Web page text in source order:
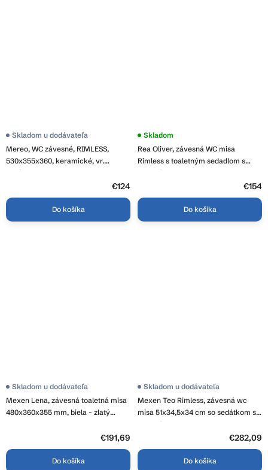
Mereo, WC závesné, RIMLESS,
530x355x360, keramické, vr.
sedátka CSS113S, MER-VSD81S
Skladom u dodávateľa
€124
Do košíka
Rea Oliver, závesná WC misa
Rimless s toaletným sedadlom s
pomalým dopadom, biela, REA-
Skladom
€154
Do košíka
Mexen Lena, závesná toaletná misa
480x360x355 mm, biela - zlatý
Skladom u dodávateľa
€191,69
Do košíka
Mexen Teo Rimless, závesná wc
misa 51x34,5x34 cm so sedátkom s
pomalým dopadom z duroplastu,
cappuccino matná, 30854064
Skladom u dodávateľa
€282,09
Do košíka